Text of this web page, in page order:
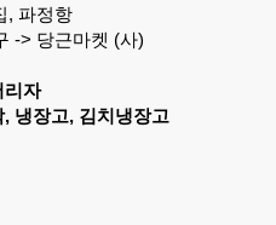
, 파정항
-> 당근마켓 (사)
리자
냉장고, 김치냉장고